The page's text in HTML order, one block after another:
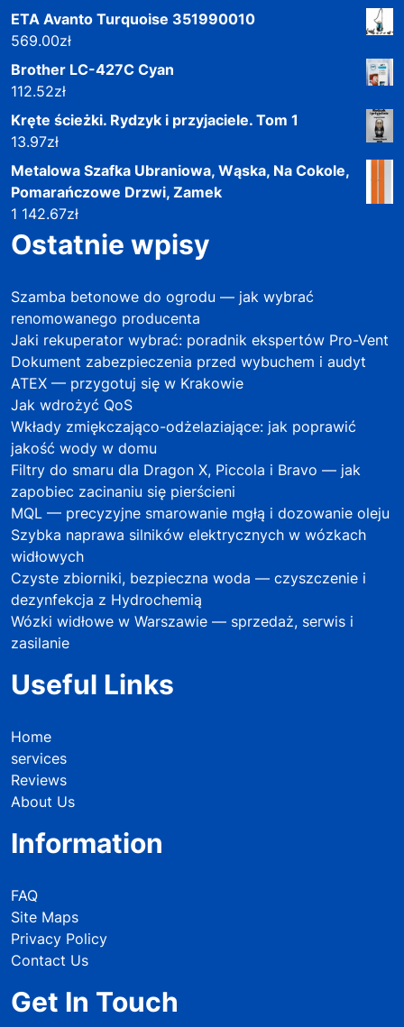
ETA Avanto Turquoise 351990010
569.00zł
Brother LC-427C Cyan
112.52zł
Kręte ścieżki. Rydzyk i przyjaciele. Tom 1
13.97zł
Metalowa Szafka Ubraniowa, Wąska, Na Cokole,
Pomarańczowe Drzwi, Zamek
1 142.67zł
Ostatnie wpisy
Szamba betonowe do ogrodu — jak wybrać
renomowanego producenta
Jaki rekuperator wybrać: poradnik ekspertów Pro-Vent
Dokument zabezpieczenia przed wybuchem i audyt
ATEX — przygotuj się w Krakowie
Jak wdrożyć QoS
Wkłady zmiękczająco-odżelaziające: jak poprawić
jakość wody w domu
Filtry do smaru dla Dragon X, Piccola i Bravo — jak
zapobiec zacinaniu się pierścieni
MQL — precyzyjne smarowanie mgłą i dozowanie oleju
Szybka naprawa silników elektrycznych w wózkach
widłowych
Czyste zbiorniki, bezpieczna woda — czyszczenie i
dezynfekcja z Hydrochemią
Wózki widłowe w Warszawie — sprzedaż, serwis i
zasilanie
Useful Links
Home
services
Reviews
About Us
Information
FAQ
Site Maps
Privacy Policy
Contact Us
Get In Touch